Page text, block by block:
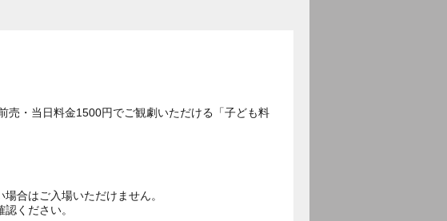
売・当日料金1500円でご観劇いただける「子ども料
合はご入場いただけません。
ください。